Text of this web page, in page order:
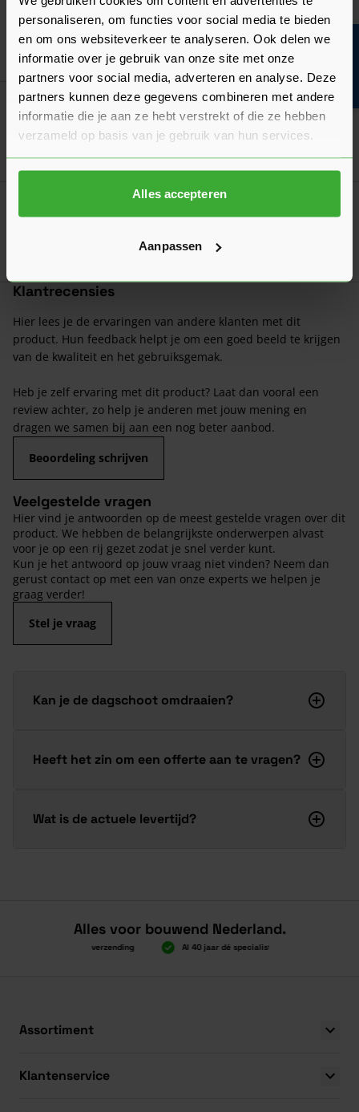
personaliseren, om functies voor social media te bieden
en om ons websiteverkeer te analyseren. Ook delen we
informatie over je gebruik van onze site met onze
partners voor social media, adverteren en analyse. Deze
partners kunnen deze gegevens combineren met andere
informatie die je aan ze hebt verstrekt of die ze hebben
verzameld op basis van je gebruik van hun services.
Alles accepteren
Aanpassen
Skantrae SlimSeries Aanslaglat Draaideuren
Nu 32,76per set
Skantrae Deurkruk Squared 20 Minimal
Verkrijgbaar in 3 varianten
Nu41,30per set Ga
Skantrae Toiletgarnituur Tulsa
Verkrijgbaar in 3 varianten
Klantrecensies
Hier lees je de ervaringen van andere klanten met dit
product. Hun feedback helpt je om een goed beeld te krijgen
van de kwaliteit en het gebruiksgemak.
Heb je zelf ervaring met dit product? Laat dan vooral een
review achter, zo help je anderen met jouw mening en
dragen we samen bij aan een nog beter aanbod.
Beoordeling schrijven
Veelgestelde vragen
Hier vind je antwoorden op de meest gestelde vragen over dit
product. We hebben de belangrijkste onderwerpen alvast
voor je op een rij gezet zodat je snel verder kunt.
Kun je het antwoord op jouw vraag niet vinden? Neem dan
gerust contact op met een van onze experts we helpen je
graag verder!
Stel je vraag
Kan je de dagschoot omdraaien?
Heeft het zin om een offerte aan te vragen?
Wat is de actuele levertijd?
Alles voor bouwend Nederland.
Boven 2.000 gratis verzending Al 40 jaar dé specialist
Assortiment
Klantenservice